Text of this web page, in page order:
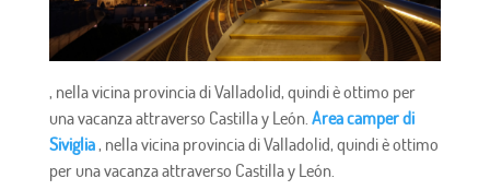
, nella vicina provincia di Valladolid, quindi è ottimo per
una vacanza attraverso Castilla y León. Area camper di
Siviglia, nella vicina provincia di Valladolid, quindi è ottimo
per una vacanza attraverso Castilla y León.